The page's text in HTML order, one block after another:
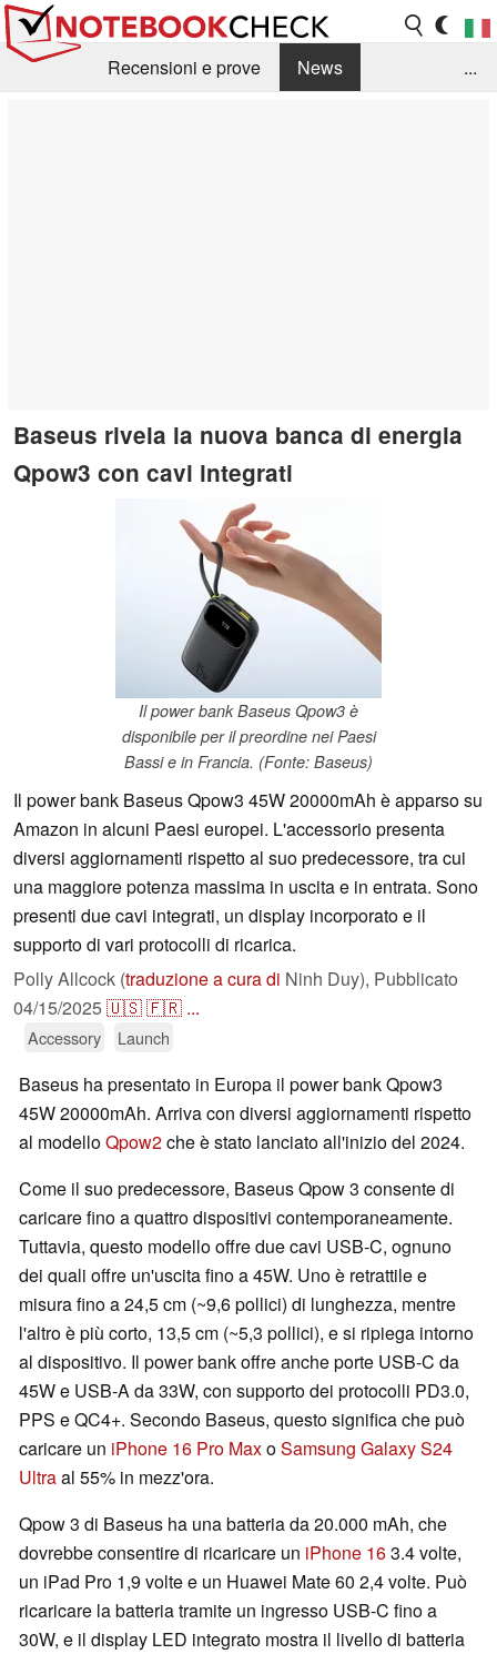
Recensioni e prove
News
...
Baseus rivela la nuova banca di energia
Qpow3 con cavi integrati
Il power bank Baseus Qpow3 è
disponibile per il preordine nei Paesi
Bassi e in Francia. (Fonte: Baseus)
Il power bank Baseus Qpow3 45W 20000mAh è apparso su
Amazon in alcuni Paesi europei. L'accessorio presenta
diversi aggiornamenti rispetto al suo predecessore, tra cui
una maggiore potenza massima in uscita e in entrata. Sono
presenti due cavi integrati, un display incorporato e il
supporto di vari protocolli di ricarica.
Polly Allcock (traduzione a cura di Ninh Duy), Pubblicato
04/15/2025🇺🇸🇫🇷 ...
Accessory Launch
Baseus ha presentato in Europa il power bank Qpow3
45W 20000mAh. Arriva con diversi aggiornamenti rispetto
al modelloQpow2che è stato lanciato all'inizio del 2024.
Come il suo predecessore, Baseus Qpow 3 consente di
caricare fino a quattro dispositivi contemporaneamente.
Tuttavia, questo modello offre due cavi USB-C, ognuno
dei quali offre un'uscita fino a 45W. Uno è retrattile e
misura fino a 24,5 cm (~9,6 pollici) di lunghezza, mentre
l'altro è più corto, 13,5 cm (~5,3 pollici), e si ripiega intorno
al dispositivo. Il power bank offre anche porte USB-C da
45W e USB-A da 33W, con supporto dei protocolli PD3.0,
PPS e QC4+. Secondo Baseus, questo significa che può
caricare un iPhone 16 Pro MaxoSamsung Galaxy S24
Ultraal 55% in mezz'ora.
Qpow 3 di Baseus ha una batteria da 20.000 mAh, che
dovrebbe consentire di ricaricare un iPhone 163.4 volte,
un iPad Pro 1,9 volte e un Huawei Mate 60 2,4 volte. Può
ricaricare la batteria tramite un ingresso USB-C fino a
30W, e il display LED integrato mostra il livello di batteria